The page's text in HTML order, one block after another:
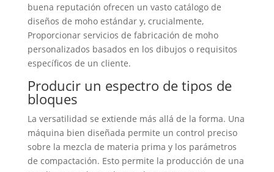
buena reputación ofrecen un vasto catálogo de
diseños de moho estándar y, crucialmente,
Proporcionar servicios de fabricación de moho
personalizados basados ​​en los dibujos o requisitos
específicos de un cliente.
Producir un espectro de tipos de
bloques
La versatilidad se extiende más allá de la forma. Una
máquina bien diseñada permite un control preciso
sobre la mezcla de materia prima y los parámetros
de compactación. Esto permite la producción de una